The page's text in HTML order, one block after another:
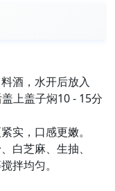
酒，水开后放入
上盖子焖10 - 15分
实，口感更嫩。
白芝麻、生抽、
拌均匀。